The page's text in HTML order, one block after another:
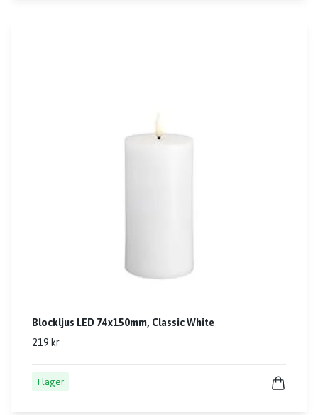
Blockljus LED 74x150mm, Classic White
219 kr
I lager